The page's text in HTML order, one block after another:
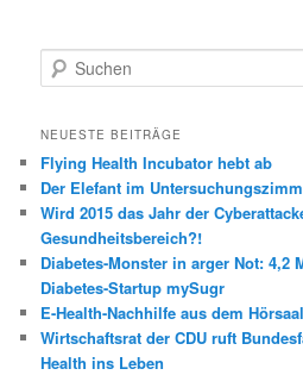
u
h
n
NEUESTE BEITRÄGE
Flying Health Incubator hebt ab
Der Elefant im
Wird 2015 das Jahr der
Gesundheitsbereich?!
Diabetes-Monster in arger Not: 4,2
Diabetes-Startup mySugr
E-Health-Nachhilfe aus dem Hörsaal
Wirtschaftsrat der CDU ruft
Health ins Leben